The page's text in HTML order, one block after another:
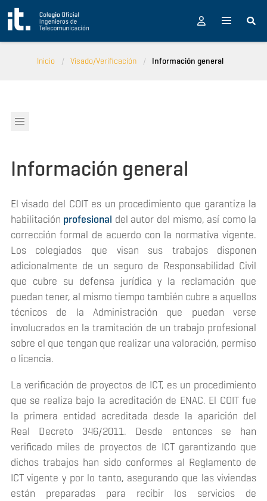
Pasar al contenido principal
Inicio Visado/Verificación Información general
Información general
El visado del COIT es un procedimiento que garantiza la
habilitación profesional del autor del mismo, así como la
corrección formal de acuerdo con la normativa vigente.
Los colegiados que visan sus trabajos disponen
adicionalmente de un seguro de Responsabilidad Civil
que cubre su defensa jurídica y la reclamación que
puedan tener, al mismo tiempo también cubre a aquellos
técnicos de la Administración que puedan verse
involucrados en la tramitación de un trabajo profesional
sobre el que tengan que realizar una valoración, permiso
o licencia.
La verificación de proyectos de ICT, es un procedimiento
que se realiza bajo la acreditación de ENAC. El COIT fue
la primera entidad acreditada desde la aparición del
Real Decreto 346/2011. Desde entonces se han
verificado miles de proyectos de ICT garantizando que
dichos trabajos han sido conformes al Reglamento de
ICT vigente y por lo tanto, asegurando que las viviendas
están preparadas para recibir los servicios de